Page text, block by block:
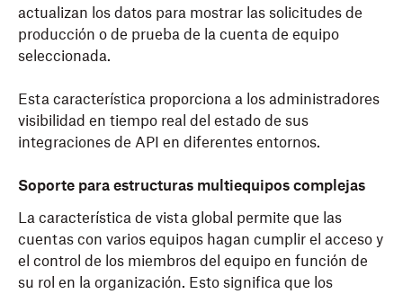
actualizan los datos para mostrar las solicitudes de
producción o de prueba de la cuenta de equipo
seleccionada.
Esta característica proporciona a los administradores
visibilidad en tiempo real del estado de sus
integraciones de API en diferentes entornos.
Soporte para estructuras multiequipos complejas
La característica de vista global permite que las
cuentas con varios equipos hagan cumplir el acceso y
el control de los miembros del equipo en función de
su rol en la organización. Esto significa que los